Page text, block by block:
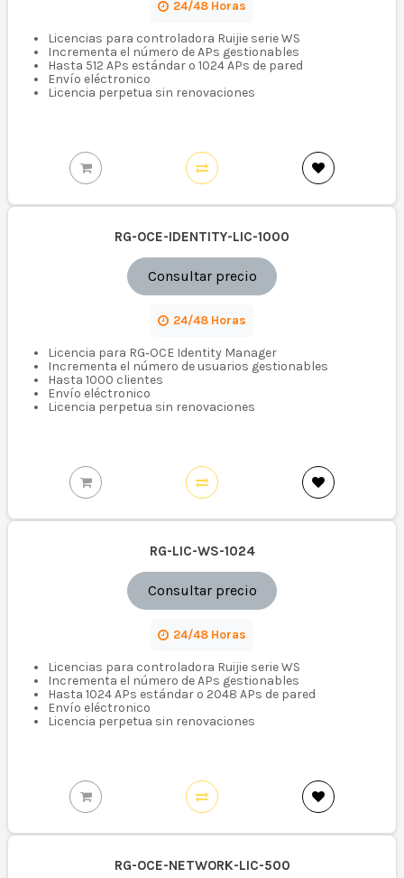
24/48 Horas
Licencias para controladora Ruijie serie WS
Incrementa el número de APs gestionables
Hasta 512 APs estándar o 1024 APs de pared
Envío eléctronico
Licencia perpetua sin renovaciones
RG-OCE-IDENTITY-LIC-1000
Consultar precio
24/48 Horas
Licencia para RG‑OCE Identity Manager
Incrementa el número de usuarios gestionables
Hasta 1000 clientes
Envío eléctronico
Licencia perpetua sin renovaciones
RG-LIC-WS-1024
Consultar precio
24/48 Horas
Licencias para controladora Ruijie serie WS
Incrementa el número de APs gestionables
Hasta 1024 APs estándar o 2048 APs de pared
Envío eléctronico
Licencia perpetua sin renovaciones
RG-OCE-NETWORK-LIC-500